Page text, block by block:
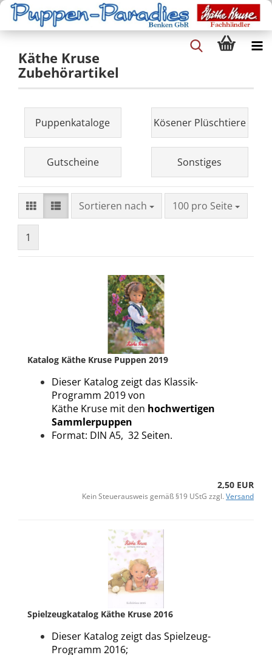
Käthe Kruse
Zubehörartikel
Puppenkataloge Kösener Plüschtiere
Gutscheine Sonstiges
Sortieren nach 100 pro Seite
1
Katalog Käthe Kruse Puppen 2019
Dieser Katalog zeigt das Klassik-
Programm 2019 von
Käthe Kruse mit den hochwertigen
Sammlerpuppen
Format: DIN A5, 32 Seiten.
2,50 EUR
Kein Steuerausweis gemäß §19 UStG zzgl. Versand
Spielzeugkatalog Käthe Kruse 2016
Dieser Katalog zeigt das Spielzeug-
Programm 2016;